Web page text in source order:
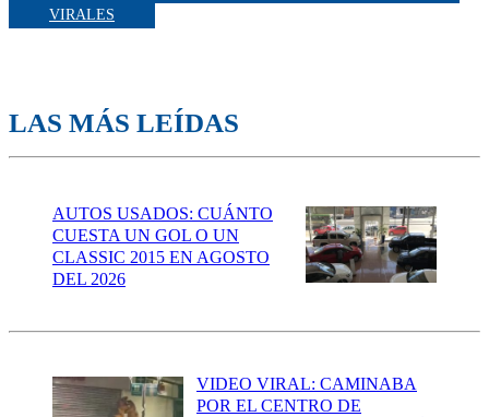
VIRALES
LAS MÁS LEÍDAS
AUTOS USADOS: CUÁNTO
CUESTA UN GOL O UN
CLASSIC 2015 EN AGOSTO
DEL 2026
VIDEO VIRAL: CAMINABA
POR EL CENTRO DE